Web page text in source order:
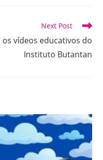
Next Post
vídeos educativos do
Instituto Butantan